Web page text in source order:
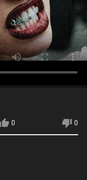
0 0